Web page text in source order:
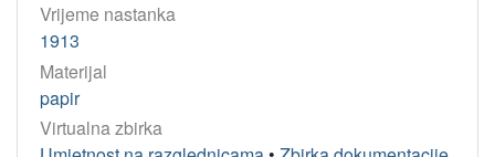
Vrijeme nastanka
1913
Materijal
papir
Virtualna zbirka